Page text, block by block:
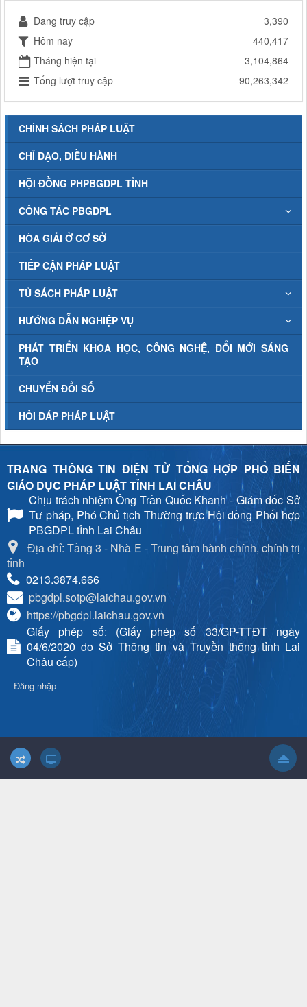
Đang truy cập
3,390
Hôm nay
440,417
Tháng hiện tại
3,104,864
Tổng lượt truy cập
90,263,342
CHÍNH SÁCH PHÁP LUẬT
CHỈ ĐẠO, ĐIỀU HÀNH
HỘI ĐỒNG PHPBGDPL TỈNH
CÔNG TÁC PBGDPL
HÒA GIẢI Ở CƠ SỞ
TIẾP CẬN PHÁP LUẬT
TỦ SÁCH PHÁP LUẬT
HƯỚNG DẪN NGHIỆP VỤ
PHÁT TRIỂN KHOA HỌC, CÔNG NGHỆ, ĐỔI MỚI SÁNG
TẠO
CHUYỂN ĐỔI SỐ
HỎI ĐÁP PHÁP LUẬT
TRANG THÔNG TIN ĐIỆN TỬ TỔNG HỢP PHỔ BIẾN
GIÁO DỤC PHÁP LUẬT TỈNH LAI CHÂU
Chịu trách nhiệmÔng Trần Quốc Khanh - Giám đốc Sở
Tư pháp, Phó Chủ tịch Thường trực Hội đồng Phối hợp
PBGDPL tỉnh Lai Châu
Địa chỉ: Tầng 3 - Nhà E - Trung tâm hành chính, chính trị
tỉnh
0213.3874.666
pbgdpl.sotp@laichau.gov.vn
https://pbgdpl.laichau.gov.vn
Giấy phép số: (Giấy phép số 33/GP-TTĐT ngày
04/6/2020 do Sở Thông tin và Truyền thông tỉnh Lai
Châu cấp)
Đăng nhập